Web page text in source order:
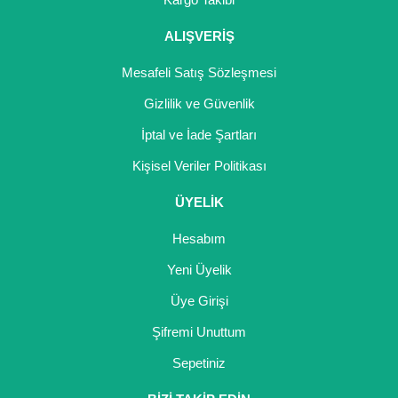
ALIŞVERİŞ
Mesafeli Satış Sözleşmesi
Gizlilik ve Güvenlik
İptal ve İade Şartları
Kişisel Veriler Politikası
ÜYELİK
Hesabım
Yeni Üyelik
Üye Girişi
Şifremi Unuttum
Sepetiniz